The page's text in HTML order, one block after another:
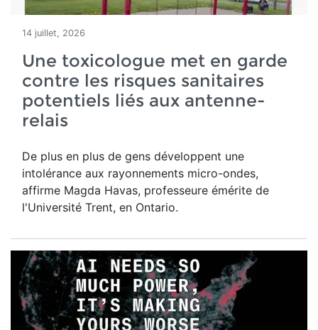
14 juillet, 2026
Une toxicologue met en garde
contre les risques sanitaires
potentiels liés aux antenne-
relais
De plus en plus de gens développent une
intolérance aux rayonnements micro-ondes,
affirme Magda Havas, professeure émérite de
l'Université Trent, en Ontario.